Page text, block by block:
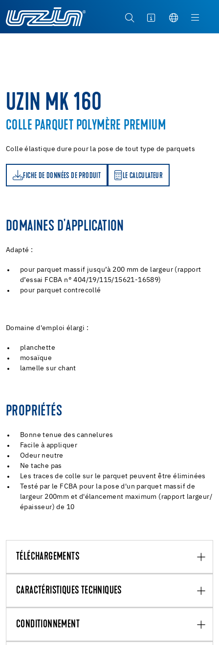
UZIN MK 160
COLLE PARQUET POLYMÈRE PREMIUM
Colle élastique dure pour la pose de tout type de parquets
FICHE DE DONNÉES DE PRODUIT LE CALCULATEUR
LE CALCULATEUR
DOMAINES D'APPLICATION
Adapté :
pour parquet massif jusqu’à 200 mm de largeur (rapport
d’essai FCBA n° 404/19/115/15621-16589)
pour parquet contrecollé
Domaine d'emploi élargi :
planchette
mosaïque
lamelle sur chant
PROPRIÉTÉS
Bonne tenue des cannelures
Facile à appliquer
Odeur neutre
Ne tache pas
Les traces de colle sur le parquet peuvent être éliminées
Testé par le FCBA pour la pose d'un parquet massif de
largeur 200mm et d'élancement maximum (rapport largeur/
épaisseur) de 10
TÉLÉCHARGEMENTS
CARACTÉRISTIQUES TECHNIQUES
CONDITIONNEMENT